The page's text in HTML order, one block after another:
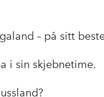
– på sitt
i sin skjebnetime.